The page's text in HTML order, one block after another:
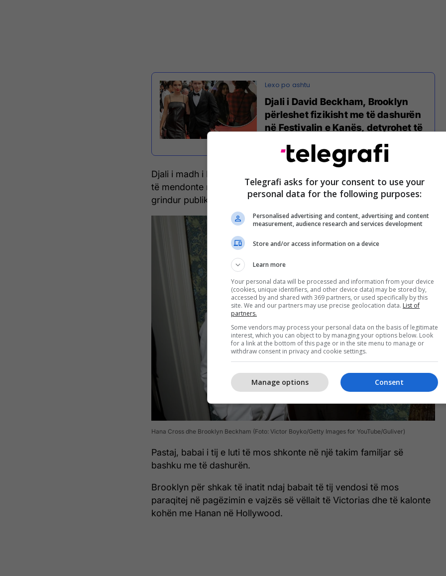
Djali i David Beckham, Brooklyn
përleshet fizikisht me të dashurën
në Festivalin e Kanës, detyrohet të
Djali i madh i Beckham nuk ishte ndier mirë kur David e paralajmëroi
të mendonte mirë për marrëdhënien e tij me Hanan, pasi ishin
grindur publikisht në festivalin e filmit në Kanë.
Hana Cross dhe Brooklyn Beckham (Foto: Victor Boyko/Getty Images for YouTube/Guliver)
Pastaj, babai i tij e luti të mos shkonte në një takim familjar së
bashku me të dashurën.
Brooklyn për shkak të inatit ndaj babait të tij vendosi të mos
paraqitej në pagëzimin e vajzës së vëllait të Victorias dhe të kalonte
kohën me Hanan në Hollywood.
Telegrafi asks for your consent to use your
personal data for the following purposes:
Personalised advertising and content, advertising and content
measurement, audience research and services development
Store and/or access information on a device
Learn more
Your personal data will be processed and information from your device
(cookies, unique identifiers, and other device data) may be stored by,
accessed by and shared with 369 partners, or used specifically by this
site. We and our partners may use precise geolocation data. List of
partners.
Some vendors may process your personal data on the basis of legitimate
interest, which you can object to by managing your options below. Look
for a link at the bottom of this page or in the site menu to manage or
withdraw consent in privacy and cookie settings.
Consent
Manage options